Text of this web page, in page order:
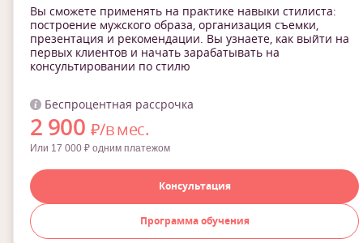
Вы сможете применять на практике навыки стилиста:
построение мужского образа, организация съемки,
презентация и рекомендации. Вы узнаете, как выйти на
первых клиентов и начать зарабатывать на
консультировании по стилю
Беспроцентная рассрочка
2 900 ₽/в мес.
Или 17 000 ₽ одним платежом
Консультация
Программа обучения